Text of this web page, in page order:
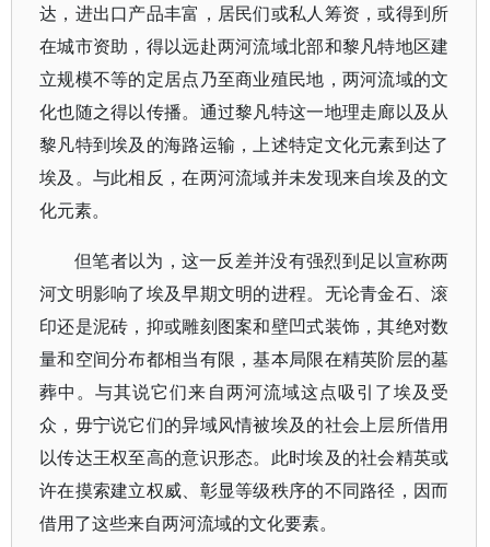
达，进出口产品丰富，居民们或私人筹资，或得到所
在城市资助，得以远赴两河流域北部和黎凡特地区建
立规模不等的定居点乃至商业殖民地，两河流域的文
化也随之得以传播。通过黎凡特这一地理走廊以及从
黎凡特到埃及的海路运输，上述特定文化元素到达了
埃及。与此相反，在两河流域并未发现来自埃及的文
化元素。
但笔者以为，这一反差并没有强烈到足以宣称两
河文明影响了埃及早期文明的进程。无论青金石、滚
印还是泥砖，抑或雕刻图案和壁凹式装饰，其绝对数
量和空间分布都相当有限，基本局限在精英阶层的墓
葬中。与其说它们来自两河流域这点吸引了埃及受
众，毋宁说它们的异域风情被埃及的社会上层所借用
以传达王权至高的意识形态。此时埃及的社会精英或
许在摸索建立权威、彰显等级秩序的不同路径，因而
借用了这些来自两河流域的文化要素。